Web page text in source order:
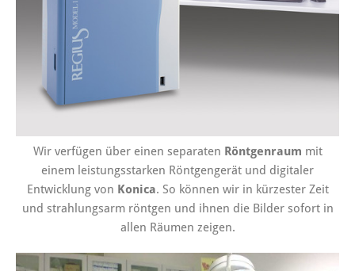
Wir verfügen über einen separaten Röntgenraum mit
einem leistungsstarken Röntgengerät und digitaler
Entwicklung von Konica. So können wir in kürzester Zeit
und strahlungsarm röntgen und ihnen die Bilder sofort in
allen Räumen zeigen.